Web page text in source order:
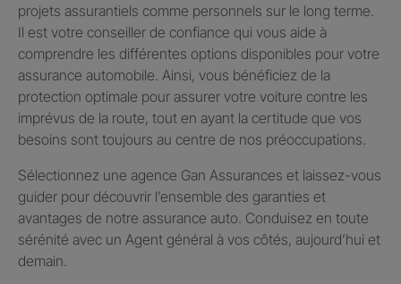
projets assurantiels comme personnels sur le long terme.
Il est votre conseiller de confiance qui vous aide à
comprendre les différentes options disponibles pour votre
assurance automobile. Ainsi, vous bénéficiez de la
protection optimale pour assurer votre voiture contre les
imprévus de la route, tout en ayant la certitude que vos
besoins sont toujours au centre de nos préoccupations.
Sélectionnez une agence Gan Assurances et laissez-vous
guider pour découvrir l’ensemble des garanties et
avantages de notre assurance auto. Conduisez en toute
sérénité avec un Agent général à vos côtés, aujourd’hui et
demain.